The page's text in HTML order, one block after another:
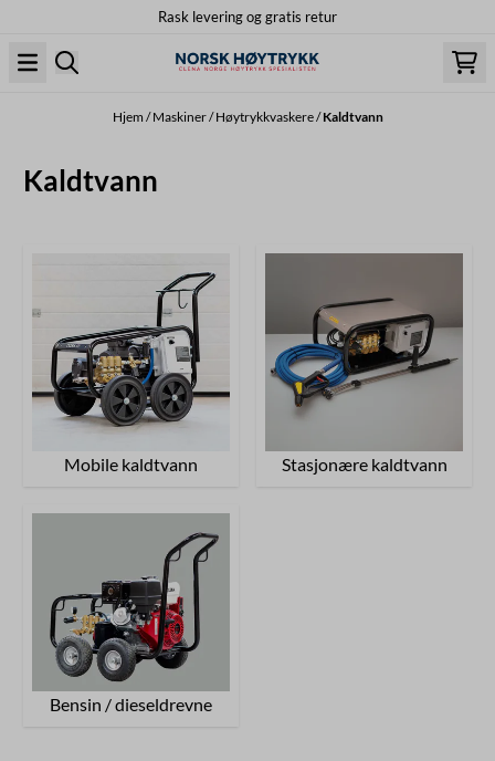
Rask levering og gratis retur
Hjem /Maskiner/Høytrykkvaskere/Kaldtvann
Kaldtvann
Mobile kaldtvann Stasjonære kaldtvann
Bensin / dieseldrevne